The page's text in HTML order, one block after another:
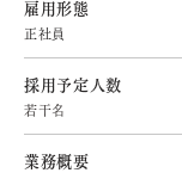
雇用形態
正社員
採用予定人数
若干名
業務概要